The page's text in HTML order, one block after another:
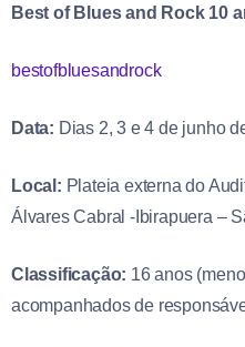
Best of Blues and Rock 10
bestofbluesandrock
Data: Dias 2, 3 e 4 de junho
Local: Plateia externa do
Álvares Cabral -Ibirapuera –
Classificação: 16 anos
acompanhados de